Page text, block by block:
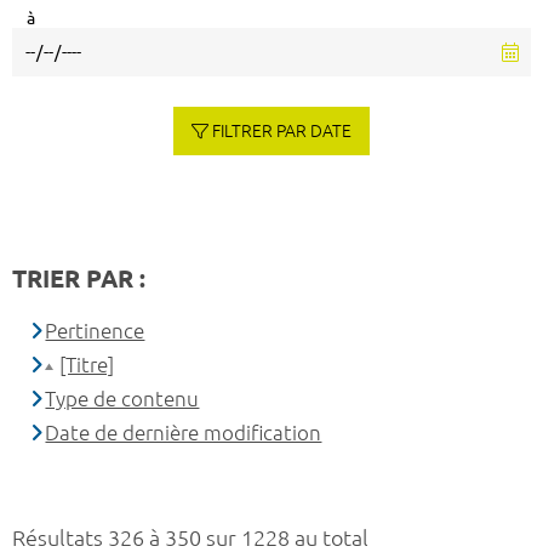
Résultats 326 à 350 sur 1228 au total
à
FILTRER PAR DATE
TRIER PAR :
Pertinence
[Titre]
Type de contenu
Date de dernière modification